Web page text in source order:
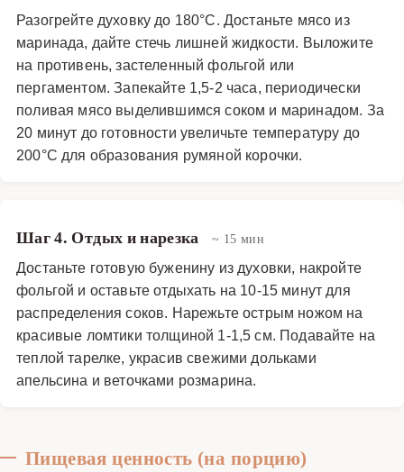
Разогрейте духовку до 180°C. Достаньте мясо из
маринада, дайте стечь лишней жидкости. Выложите
на противень, застеленный фольгой или
пергаментом. Запекайте 1,5-2 часа, периодически
поливая мясо выделившимся соком и маринадом. За
20 минут до готовности увеличьте температуру до
200°C для образования румяной корочки.
Шаг 4. Отдых и нарезка ~ 15 мин
Достаньте готовую буженину из духовки, накройте
фольгой и оставьте отдыхать на 10-15 минут для
распределения соков. Нарежьте острым ножом на
красивые ломтики толщиной 1-1,5 см. Подавайте на
теплой тарелке, украсив свежими дольками
апельсина и веточками розмарина.
Пищевая ценность (на порцию)